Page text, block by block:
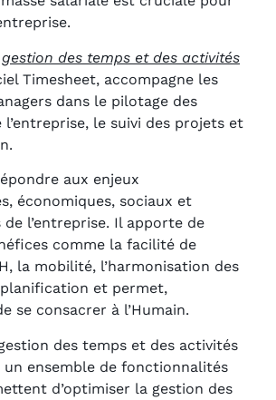
gestion des temps et des activités
Timesheet, accompagne les
dans le pilotage des
l’entreprise, le suivi des projets et
aux enjeux
économiques, sociaux et
l’entreprise. Il apporte de
comme la facilité de
la mobilité, l’harmonisation des
et permet,
se consacrer à l’Humain.
des temps et des activités
ensemble de fonctionnalités
d’optimiser la gestion des